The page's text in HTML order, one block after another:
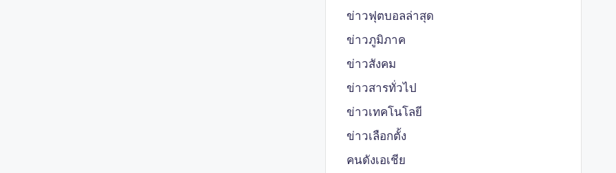
ข่าวฟุตบอลล่าสุด
ข่าวภูมิภาค
ข่าวสังคม
ข่าวสารทั่วไป
ข่าวเทคโนโลยี
ข่าวเลือกตั้ง
คนดังเอเชีย